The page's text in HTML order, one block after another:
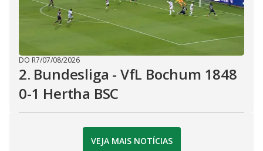
DO R7/07/08/2026
2. Bundesliga - VfL Bochum 1848
0-1 Hertha BSC
VEJA MAIS NOTÍCIAS